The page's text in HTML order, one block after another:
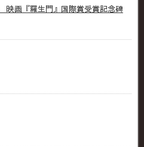
画『羅生門』国際賞受賞記念碑